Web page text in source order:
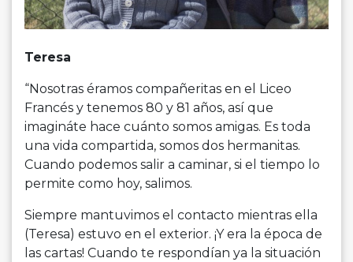
Teresa
“Nosotras éramos compañeritas en el Liceo
Francés y tenemos 80 y 81 años, así que
imagináte hace cuánto somos amigas. Es toda
una vida compartida, somos dos hermanitas.
Cuando podemos salir a caminar, si el tiempo lo
permite como hoy, salimos.
Siempre mantuvimos el contacto mientras ella
(Teresa) estuvo en el exterior. ¡Y era la época de
las cartas! Cuando te respondían ya la situación